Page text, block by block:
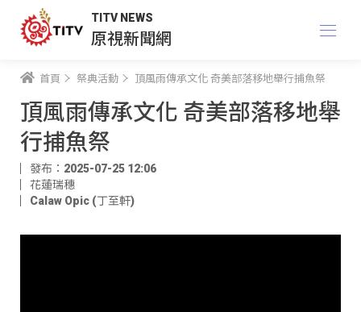
TITV NEWS
原視新聞網
首頁 祭典活動 頂風雨傳承文化 奇美部落移地舉行捕魚祭
頂風雨傳承文化 奇美部落移地舉
行捕魚祭
發布：2025-07-25 12:06
花蓮瑞穗
Calaw Opic (丁至軒)